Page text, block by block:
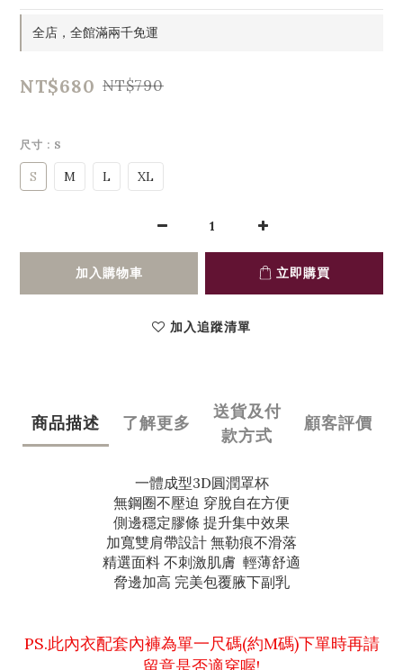
全店，全館滿兩千免運
NT$680 NT$790
尺寸 : S
S M L XL
加入購物車 立即購買
加入追蹤清單
商品描述 了解更多
送貨及付
款方式
顧客評價
一體成型3D圓潤罩杯
無鋼圈不壓迫 穿脫自在方便
側邊穩定膠條 提升集中效果
加寬雙肩帶設計 無勒痕不滑落
精選面料 不刺激肌膚 輕薄舒適
脅邊加高 完美包覆腋下副乳
PS.此內衣配套內褲為單一尺碼(約M碼)下單時再請
留意是否適穿喔!